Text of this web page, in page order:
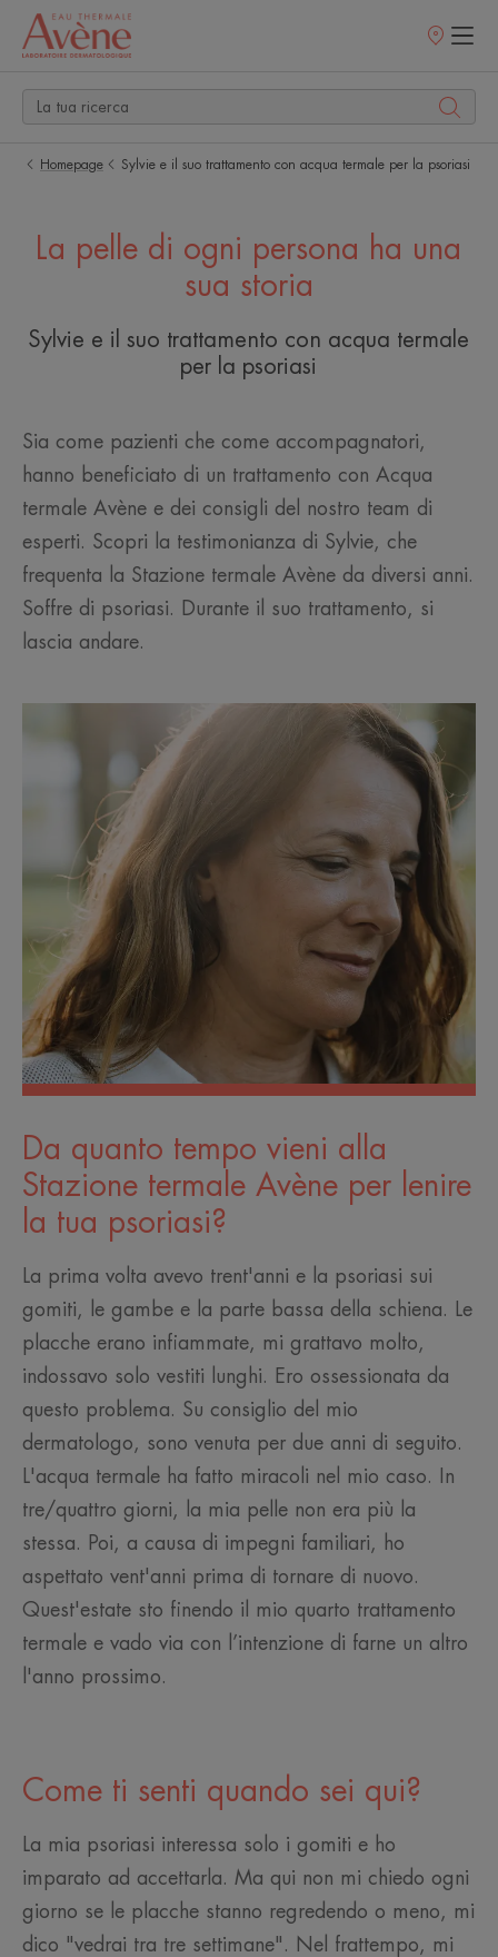
Punti
Homepage Sylvie e il suo trattamento con acqua termale per la psoriasi
La pelle di ogni persona ha una
sua storia
Sylvie e il suo trattamento con acqua termale
per la psoriasi
Sia come pazienti che come accompagnatori,
hanno beneficiato di un trattamento con Acqua
termale Avène e dei consigli del nostro team di
esperti. Scopri la testimonianza di Sylvie, che
frequenta la Stazione termale Avène da diversi anni.
Soffre di psoriasi. Durante il suo trattamento, si
lascia andare.
Da quanto tempo vieni alla
Stazione termale Avène per lenire
la tua psoriasi?
La prima volta avevo trent'anni e la psoriasi sui
gomiti, le gambe e la parte bassa della schiena. Le
placche erano infiammate, mi grattavo molto,
indossavo solo vestiti lunghi. Ero ossessionata da
questo problema. Su consiglio del mio
dermatologo, sono venuta per due anni di seguito.
L'acqua termale ha fatto miracoli nel mio caso. In
tre/quattro giorni, la mia pelle non era più la
stessa. Poi, a causa di impegni familiari, ho
aspettato vent'anni prima di tornare di nuovo.
Quest'estate sto finendo il mio quarto trattamento
termale e vado via con l’intenzione di farne un altro
l'anno prossimo.
Come ti senti quando sei qui?
La mia psoriasi interessa solo i gomiti e ho
imparato ad accettarla. Ma qui non mi chiedo ogni
giorno se le placche stanno regredendo o meno, mi
dico "vedrai tra tre settimane". Nel frattempo, mi